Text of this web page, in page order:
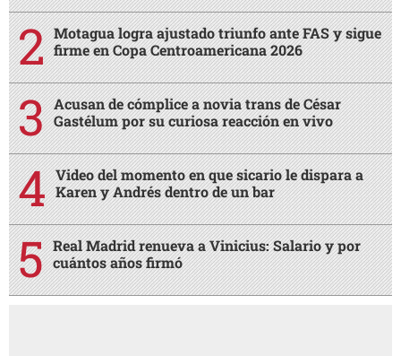
Motagua logra ajustado triunfo ante FAS y sigue
firme en Copa Centroamericana 2026
Acusan de cómplice a novia trans de César
Gastélum por su curiosa reacción en vivo
Video del momento en que sicario le dispara a
Karen y Andrés dentro de un bar
Real Madrid renueva a Vinicius: Salario y por
cuántos años firmó